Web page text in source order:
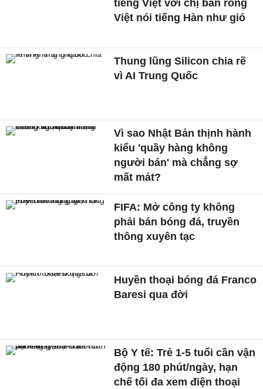
tiếng Việt với chị bán rong
Việt nói tiếng Hàn như gió
Thung lũng Silicon chia rẽ
vì AI Trung Quốc
Vì sao Nhật Bản thịnh hành
kiểu 'quầy hàng không
người bán' mà chẳng sợ
mất mát?
FIFA: Mở công ty không
phải bán bóng đá, truyền
thông xuyên tạc
Huyền thoại bóng đá Franco
Baresi qua đời
Bộ Y tế: Trẻ 1-5 tuổi cần vận
động 180 phút/ngày, hạn
chế tối đa xem điện thoại